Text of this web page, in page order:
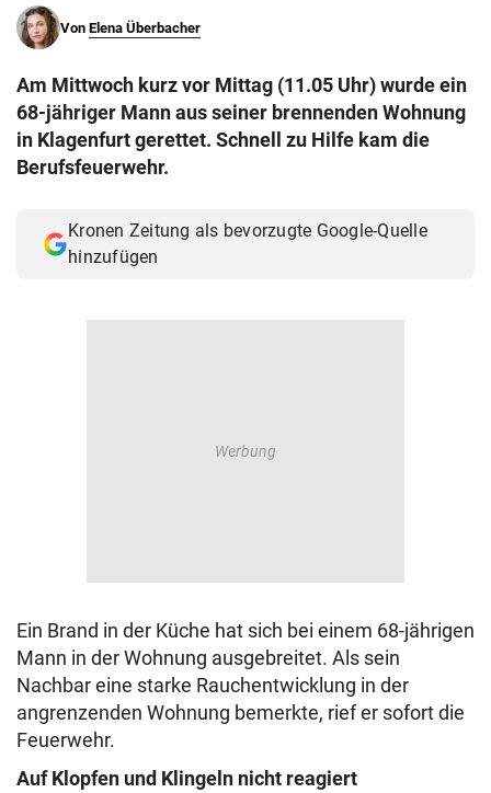
Von Elena Überbacher
Am Mittwoch kurz vor Mittag (11.05 Uhr) wurde ein
68-jähriger Mann aus seiner brennenden Wohnung
in Klagenfurt gerettet. Schnell zu Hilfe kam die
Berufsfeuerwehr.
Kronen Zeitung als bevorzugte Google-Quelle
hinzufügen
Ein Brand in der Küche hat sich bei einem 68-jährigen
Mann in der Wohnung ausgebreitet. Als sein
Nachbar eine starke Rauchentwicklung in der
angrenzenden Wohnung bemerkte, rief er sofort die
Feuerwehr.
Auf Klopfen und Klingeln nicht reagiert